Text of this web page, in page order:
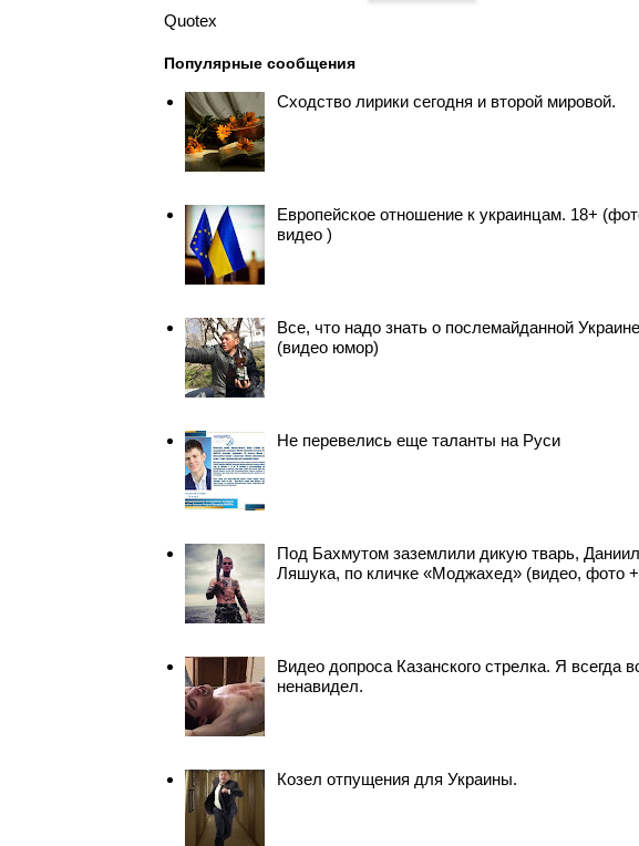
Quotex
Популярные сообщения
Сходство лирики сегодня и второй мировой.
Европейское отношение к украинцам. 18+
видео )
Все, что надо знать о послемайданной Украине
(видео юмор)
Не перевелись еще таланты на Руси
Под Бахмутом заземлили дикую тварь,
Ляшука, по кличке «Моджахед» (видео, фото
Видео допроса Казанского стрелка. Я всегда
ненавидел.
Козел отпущения для Украины.